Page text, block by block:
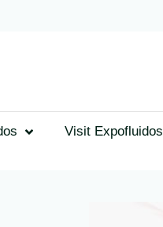
Visit Expofluidos